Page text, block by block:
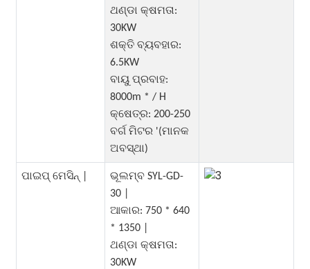
ଥଣ୍ଡା କ୍ଷମତା:
30KW
ଶକ୍ତି ବ୍ୟବହାର:
6.5KW
ବାୟୁ ପ୍ରବାହ:
8000m * / H
କ୍ଷେତ୍ର: 200-250
ବର୍ଗ ମିଟର '(ମାନକ
ଅବସ୍ଥା)
ପାଇପ୍ ମେସିନ୍ |
ଭୂଲମ୍ବ SYL-GD-
30 |
ଆକାର: 750 * 640
* 1350 |
ଥଣ୍ଡା କ୍ଷମତା:
30KW